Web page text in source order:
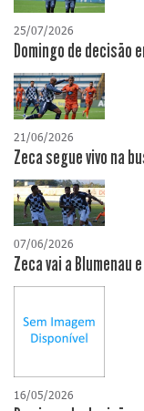
25/07/2026
Domingo de decisão
21/06/2026
Zeca segue vivo na
07/06/2026
Zeca vai a
16/05/2026